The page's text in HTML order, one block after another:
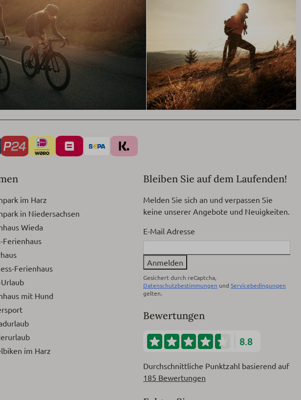
im Harz
in Niedersachsen
Wieda
Ferienhaus
Ferienhaus
mit Hund
im Harz
Bleiben Sie auf dem Laufenden!
Melden Sie sich an und verpassen Sie
keine unserer Angebote und Neuigkeiten.
E-Mail Adresse
Anmelden
Gesichert durch reCaptcha,
Datenschutzbestimmungen und Servicebedingungen
gelten.
Bewertungen
8.8
Durchschnittliche Punktzahl basierend auf
185 Bewertungen